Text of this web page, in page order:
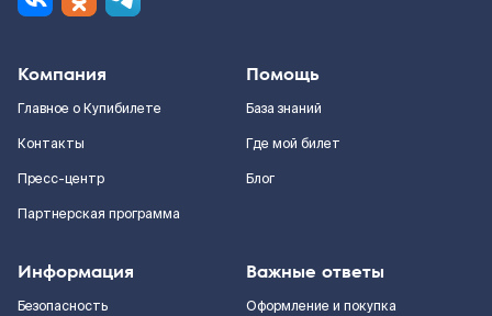
Компания
Главное о Купибилете
Контакты
Пресс-центр
Партнерская программа
Помощь
База знаний
Где мой билет
Блог
Информация
Безопасность
Важные ответы
Оформление и покупка